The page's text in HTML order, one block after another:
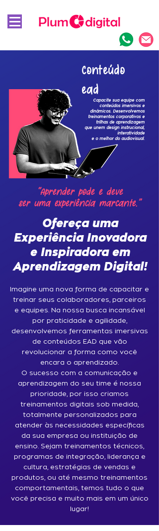
Conteúdo
ead
Capacite sua equipe com
conteúdos imersivos e
dinâmicos. Desenvolvemos
treinamentos corporativos e
trilhas de aprendizagem
que unem design instrucional,
interatividade
e o melhor do audiovisual.
“Aprender pode e deve
ser uma experiência marcante.”
Ofereça uma
Experiência Inovadora
e Inspiradora em
Aprendizagem Digital!
Imagine uma nova forma de capacitar e
treinar seus colaboradores, parceiros
e equipes. Na nossa busca incansável
por praticidade e agilidade,
desenvolvemos ferramentas imersivas
de conteúdos EAD que vão
revolucionar a forma como você
encara o aprendizado.
O sucesso com a comunicação e
aprendizagem do seu time é nossa
prioridade, por isso criamos
treinamentos digitais sob medida,
totalmente personalizados para
atender às necessidades específicas
da sua empresa ou instituição de
ensino. Sejam treinamentos técnicos,
programas de integração, liderança e
cultura, estratégias de vendas e
produtos, ou até mesmo treinamentos
comportamentais, temos tudo o que
você precisa e muito mais em um único
lugar!